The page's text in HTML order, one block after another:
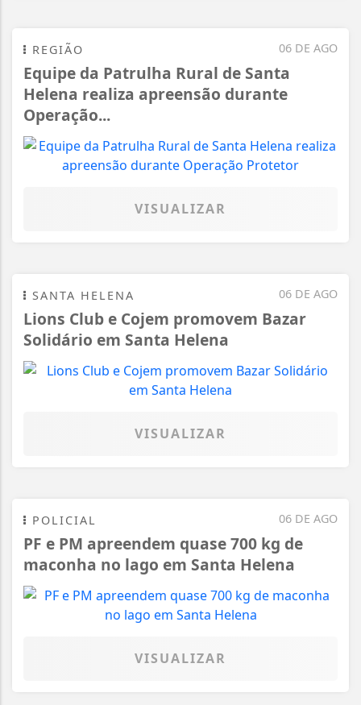
06 DE AGO
REGIÃO
Equipe da Patrulha Rural de Santa
Helena realiza apreensão durante
Operação...
VISUALIZAR
06 DE AGO
SANTA HELENA
Lions Club e Cojem promovem Bazar
Solidário em Santa Helena
VISUALIZAR
06 DE AGO
POLICIAL
PF e PM apreendem quase 700 kg de
maconha no lago em Santa Helena
VISUALIZAR